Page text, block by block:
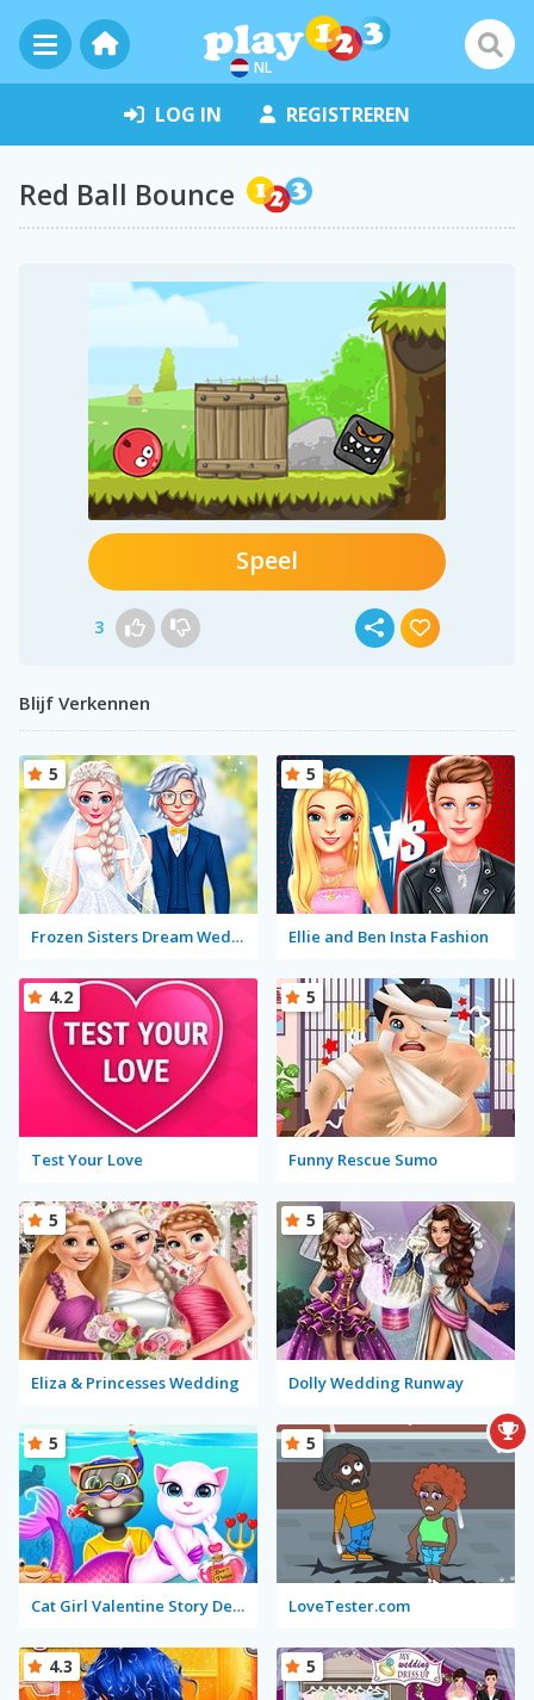
NL
LOG IN REGISTREREN
Red Ball Bounce
Speel
3
Blijf Verkennen
Frozen Sisters Dream Wedding
5
Ellie and Ben Insta Fashion
5
Test Your Love
4.2
Funny Rescue Sumo
5
Eliza & Princesses Wedding
5
Dolly Wedding Runway
5
Cat Girl Valentine Story Deep Water
5
LoveTester.com
5
4.3 5